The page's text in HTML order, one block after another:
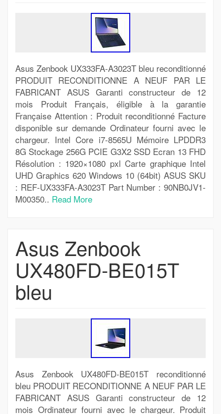
Asus Zenbook UX333FA-A3023T bleu reconditionné
PRODUIT RECONDITIONNE A NEUF PAR LE
FABRICANT ASUS Garanti constructeur de 12
mois Produit Français, éligible à la garantie
Française Attention : Produit reconditionné Facture
disponible sur demande Ordinateur fourni avec le
chargeur. Intel Core i7-8565U Mémoire LPDDR3
8G Stockage 256G PCIE G3X2 SSD Ecran 13 FHD
Résolution : 1920×1080 pxl Carte graphique Intel
UHD Graphics 620 Windows 10 (64bit) ASUS SKU
: REF-UX333FA-A3023T Part Number : 90NB0JV1-
M00350.. Read More
Asus Zenbook
UX480FD-BE015T
bleu
Asus Zenbook UX480FD-BE015T reconditionné
bleu PRODUIT RECONDITIONNE A NEUF PAR LE
FABRICANT ASUS Garanti constructeur de 12
mois Ordinateur fourni avec le chargeur. Produit